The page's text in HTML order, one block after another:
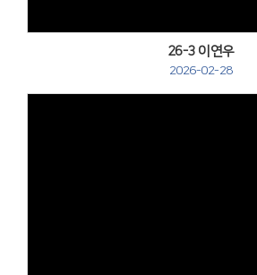
26-3 이연우
2026-02-28